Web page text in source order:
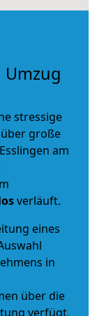
Umzug
stressige
große
am
verläuft.
eines
in
über die
verfügt,